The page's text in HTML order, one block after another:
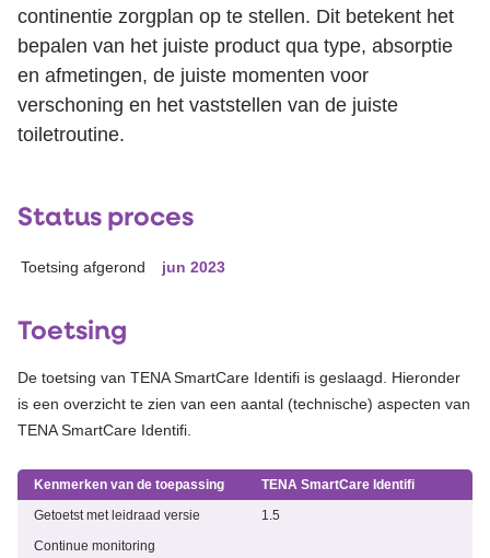
Onze experts
FAQ
Contact
Zoeken
continentie zorgplan op te stellen. Dit betekent het
bepalen van het juiste product qua type, absorptie
en afmetingen, de juiste momenten voor
verschoning en het vaststellen van de juiste
toiletroutine.
Status proces
Toetsing afgerond jun 2023
Toetsing
De toetsing van TENA SmartCare Identifi is geslaagd. Hieronder
is een overzicht te zien van een aantal (technische) aspecten van
TENA SmartCare Identifi.
Kenmerken van de toepassing
TENA SmartCare Identifi
Getoetst met leidraad versie
1.5
Continue monitoring